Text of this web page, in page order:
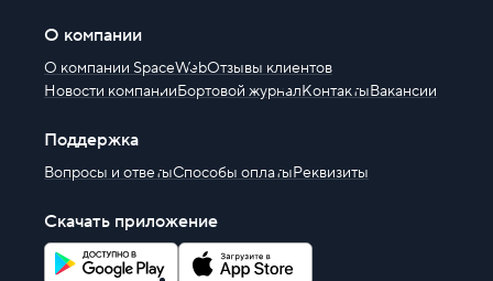
О компании
О компании SpaceWebОтзывы клиентов
Новости компанииБортовой журналКонтактыВакансии
Поддержка
Вопросы и ответыСпособы оплатыРеквизиты
Скачать приложение